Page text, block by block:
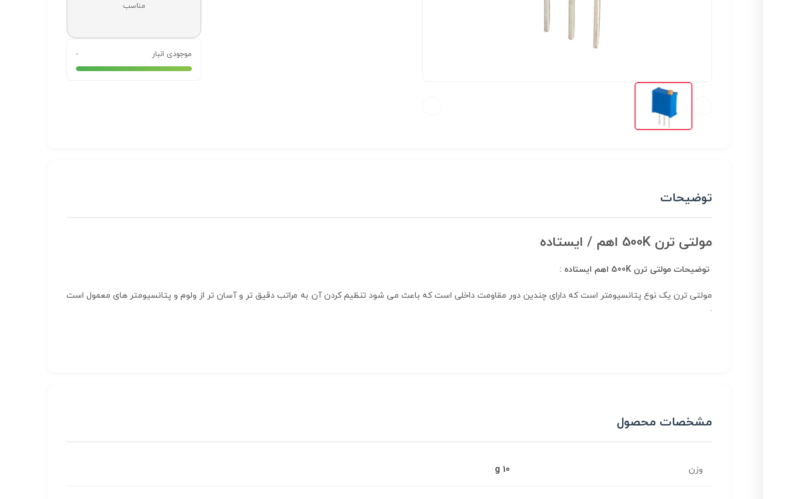
مناسب
موجودی انبار -
توضیحات
مولتی ترن 500K اهم / ایستاده
توضیحات مولتی ترن 500K اهم ایستاده :
مولتی ترن یک نوع پتانسیومتر است که دارای چندین دور مقاومت داخلی است که باعث می شود تنظیم کردن آن به مراتب دقیق تر و آسان تر از ولوم و پتانسیومتر های معمول است
.
مشخصات محصول
وزن 10 g